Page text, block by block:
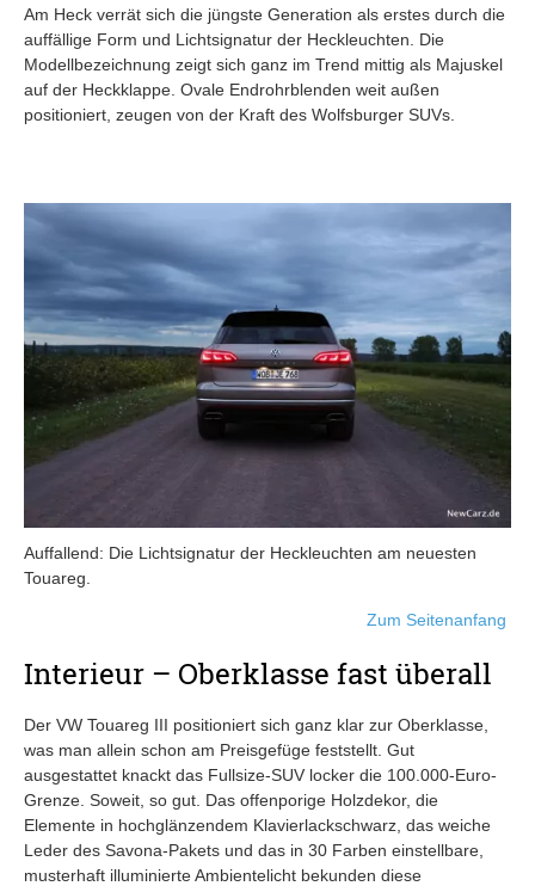
Am Heck verrät sich die jüngste Generation als erstes durch die
auffällige Form und Lichtsignatur der Heckleuchten. Die
Modellbezeichnung zeigt sich ganz im Trend mittig als Majuskel
auf der Heckklappe. Ovale Endrohrblenden weit außen
positioniert, zeugen von der Kraft des Wolfsburger SUVs.
Auffallend: Die Lichtsignatur der Heckleuchten am neuesten
Touareg.
Zum Seitenanfang
Interieur – Oberklasse fast überall
Der VW Touareg III positioniert sich ganz klar zur Oberklasse,
was man allein schon am Preisgefüge feststellt. Gut
ausgestattet knackt das Fullsize-SUV locker die 100.000-Euro-
Grenze. Soweit, so gut. Das offenporige Holzdekor, die
Elemente in hochglänzendem Klavierlackschwarz, das weiche
Leder des Savona-Pakets und das in 30 Farben einstellbare,
musterhaft illuminierte Ambientelicht bekunden diese